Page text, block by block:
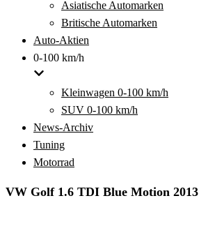
Asiatische Automarken
Britische Automarken
Auto-Aktien
0-100 km/h
Kleinwagen 0-100 km/h
SUV 0-100 km/h
News-Archiv
Tuning
Motorrad
VW Golf 1.6 TDI Blue Motion 2013